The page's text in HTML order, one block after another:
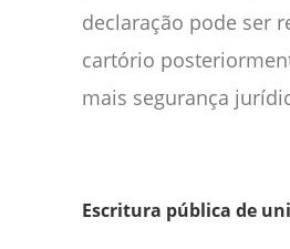
declaração pode ser
cartório
mais segurança
Escritura pública de